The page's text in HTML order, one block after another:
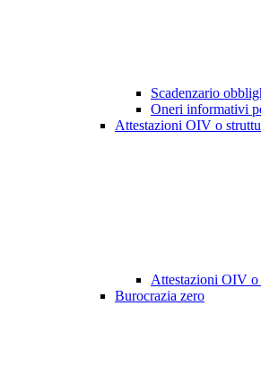
Scadenzario
Oneri informativi
Attestazioni OIV o
Attestazioni OIV o
Burocrazia zero